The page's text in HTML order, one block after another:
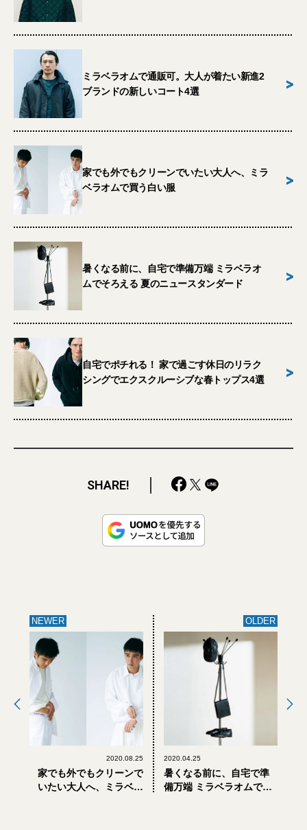
ミラベラオムで通販可。大人が着たい新進2
ブランドの新しいコート4選
>
家でも外でもクリーンでいたい大人へ、ミラ
ベラオムで買う白い服
>
暑くなる前に、自宅で準備万端 ミラベラオ
ムでそろえる 夏のニュースタンダード
>
自宅でポチれる！ 家で過ごす休日のリラク
シングでエクスクルーシブな春トップス4選
>
SHARE!
NEWER
2020.08.25
家でも外でもクリーンで
いたい大人へ、ミラベラ
OLDER
2020.04.25
暑くなる前に、自宅で準
備万端 ミラベラオムでそ